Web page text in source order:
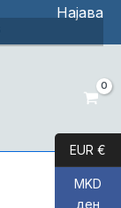
Најава
EUR €
MKD
ден